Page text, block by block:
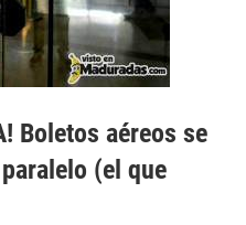
Boletos aéreos se
(el que